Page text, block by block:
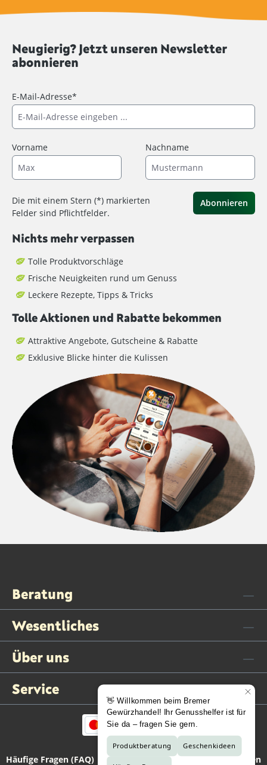
Neugierig? Jetzt unseren Newsletter
abonnieren
E-Mail-Adresse*
Vorname Nachname
Die mit einem Stern (*) markierten
Felder sind Pflichtfelder.
Abonnieren
Nichts mehr verpassen
Tolle Produktvorschläge
Frische Neuigkeiten rund um Genuss
Leckere Rezepte, Tipps & Tricks
Tolle Aktionen und Rabatte bekommen
Attraktive Angebote, Gutscheine & Rabatte
Exklusive Blicke hinter die Kulissen
Beratung
Wesentliches
Über uns
Service
Häufige Fragen (FAQ) Kontaktformular Vertrag widerrufen